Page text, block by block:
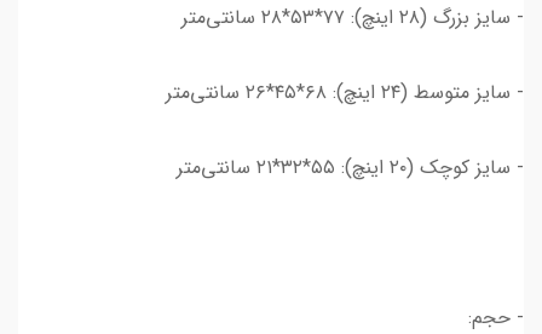
- سایز بزرگ (۲۸ اینچ): ۷۷*۵۳*۲۸ سانتی‌متر
- سایز متوسط (۲۴ اینچ): ۶۸*۴۵*۲۶ سانتی‌متر
- سایز کوچک (۲۰ اینچ): ۵۵*۳۲*۲۱ سانتی‌متر
- حجم: